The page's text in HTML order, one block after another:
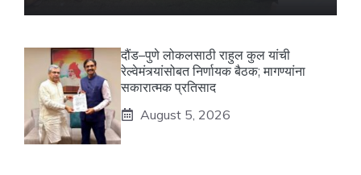
दौंड–पुणे लोकलसाठी राहुल कुल यांची
रेल्वेमंत्र्यांसोबत निर्णायक बैठक; मागण्यांना
सकारात्मक प्रतिसाद
August 5, 2026